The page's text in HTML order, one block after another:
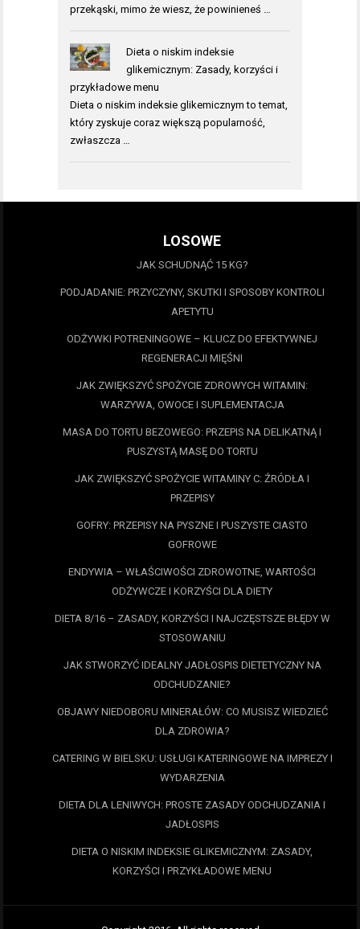
przekąski, mimo że wiesz, że powinieneś …
Dieta o niskim indeksie
glikemicznym: Zasady, korzyści i
przykładowe menu
Dieta o niskim indeksie glikemicznym to temat,
który zyskuje coraz większą popularność,
zwłaszcza …
LOSOWE
JAK SCHUDNĄĆ 15 KG?
PODJADANIE: PRZYCZYNY, SKUTKI I SPOSOBY KONTROLI
APETYTU
ODŻYWKI POTRENINGOWE – KLUCZ DO EFEKTYWNEJ
REGENERACJI MIĘŚNI
JAK ZWIĘKSZYĆ SPOŻYCIE ZDROWYCH WITAMIN:
WARZYWA, OWOCE I SUPLEMENTACJA
MASA DO TORTU BEZOWEGO: PRZEPIS NA DELIKATNĄ I
PUSZYSTĄ MASĘ DO TORTU
JAK ZWIĘKSZYĆ SPOŻYCIE WITAMINY C: ŹRÓDŁA I
PRZEPISY
GOFRY: PRZEPISY NA PYSZNE I PUSZYSTE CIASTO
GOFROWE
ENDYWIA – WŁAŚCIWOŚCI ZDROWOTNE, WARTOŚCI
ODŻYWCZE I KORZYŚCI DLA DIETY
DIETA 8/16 – ZASADY, KORZYŚCI I NAJCZĘSTSZE BŁĘDY W
STOSOWANIU
JAK STWORZYĆ IDEALNY JADŁOSPIS DIETETYCZNY NA
ODCHUDZANIE?
OBJAWY NIEDOBORU MINERAŁÓW: CO MUSISZ WIEDZIEĆ
DLA ZDROWIA?
CATERING W BIELSKU: USŁUGI KATERINGOWE NA IMPREZY I
WYDARZENIA
DIETA DLA LENIWYCH: PROSTE ZASADY ODCHUDZANIA I
JADŁOSPIS
DIETA O NISKIM INDEKSIE GLIKEMICZNYM: ZASADY,
KORZYŚCI I PRZYKŁADOWE MENU